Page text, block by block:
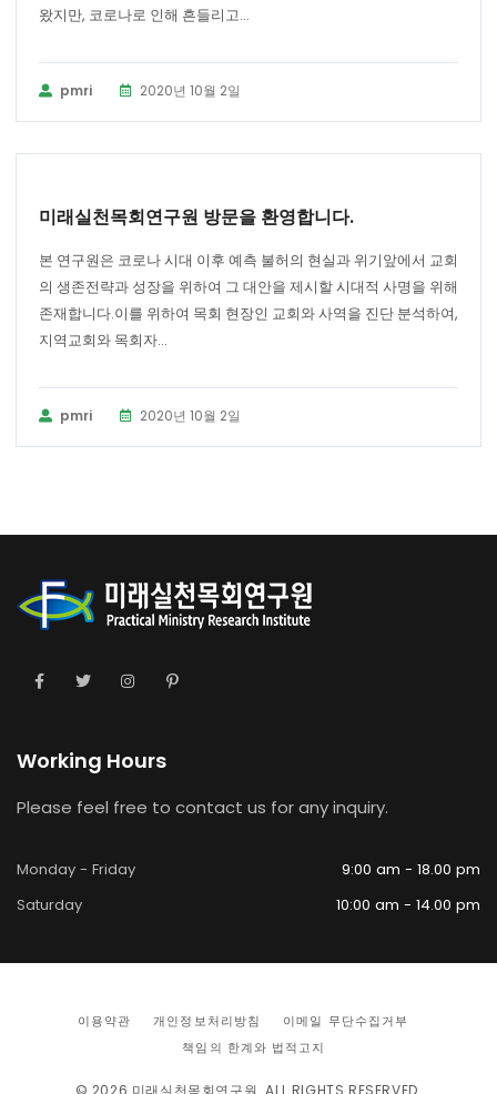
왔지만, 코로나로 인해 흔들리고...
pmri 2020년 10월 2일
미래실천목회연구원 방문을 환영합니다.
본 연구원은 코로나 시대 이후 예측 불허의 현실과 위기앞에서 교회
의 생존전략과 성장을 위하여 그 대안을 제시할 시대적 사명을 위해
존재합니다.이를 위하여 목회 현장인 교회와 사역을 진단 분석하여,
지역교회와 목회자...
pmri 2020년 10월 2일
Working Hours
Please feel free to contact us for any inquiry.
Monday - Friday
9:00 am - 18.00 pm
Saturday
10:00 am - 14.00 pm
이용약관 개인정보처리방침
이메일 무단수집거부
책임의 한계와 법적고지
© 2026 미래실천목회연구원 . ALL RIGHTS RESERVED.